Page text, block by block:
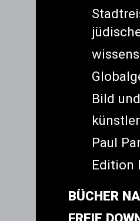
Bild
Paul
Edition
BÜCHER
FREIE